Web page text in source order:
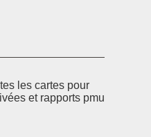
les cartes pour
et rapports pmu